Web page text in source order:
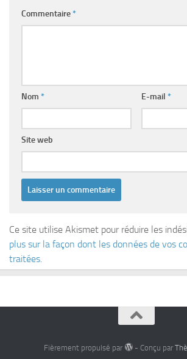
Commentaire*
Nom * E-mail *
Site web
Ce site utilise Akismet pour réduire les
plus sur la façon dont les données de vos
traitées.
Fièrement propulsé par - Conçu par